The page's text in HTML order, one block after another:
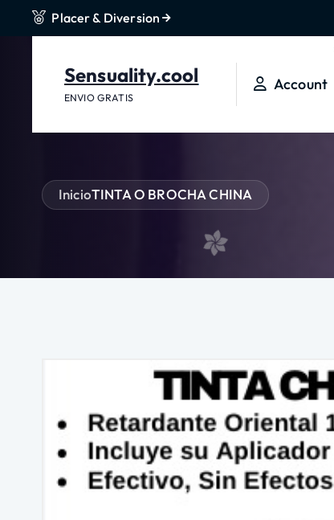
Placer & Diversion
Sensuality.cool
ENVIO GRATIS
Account
InicioTINTA O BROCHA CHINA